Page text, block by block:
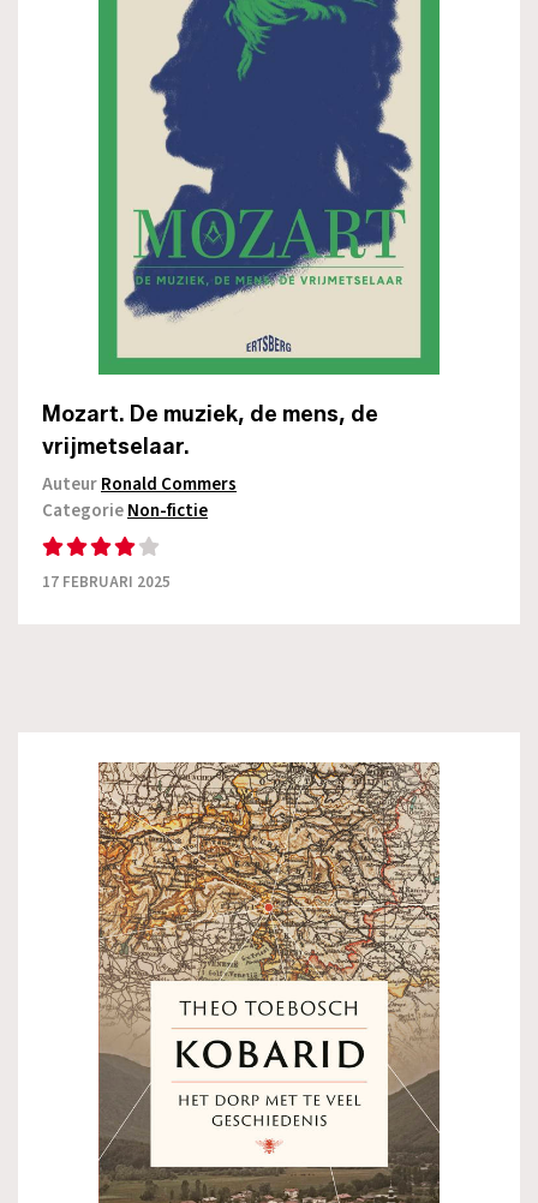
Mozart. De muziek, de mens, de
vrijmetselaar.
AuteurRonald Commers
CategorieNon-fictie
17 FEBRUARI 2025